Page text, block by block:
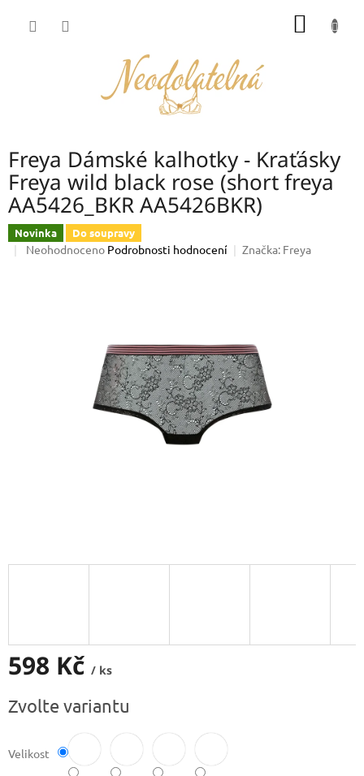
Freya Dámské kalhotky - Kraťásky
Freya wild black rose (short freya
AA5426_BKR AA5426BKR)
Novinka Do soupravy
Průměrné
Neohodnoceno Podrobnosti hodnocení Značka: Freya
598 Kč / ks
cena:
Zvolte variantu
Velikost